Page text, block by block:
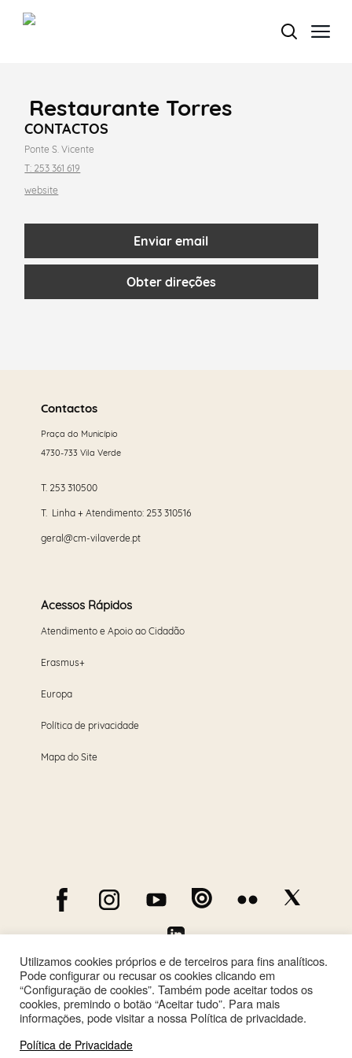
Termo de Pesquisa
Filtros
Restaurante Torres
CONTACTOS
Ponte S. Vicente
T: 253 361 619
website
Enviar email
Obter direções
maisContactos
Praça do Município
4730-733 Vila Verde
T. 253 310500
T. Linha + Atendimento: 253 310516
geral@cm-vilaverde.pt
Acessos Rápidos
Atendimento e Apoio ao Cidadão
Erasmus+
Europa
Política de privacidade
Mapa do Site
Utilizamos cookies próprios e de terceiros para fins analíticos.
Pode configurar ou recusar os cookies clicando em
“Configuração de cookies”. Também pode aceitar todos os
cookies, premindo o botão “Aceitar tudo”. Para mais
informações, pode visitar a nossa Política de privacidade.
Política de Privacidade